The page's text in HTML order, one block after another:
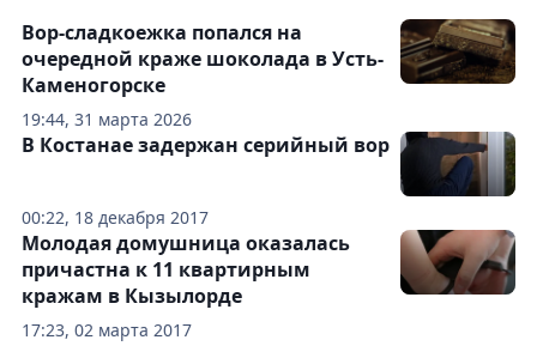
19:44, 31 марта 2026
Вор-сладкоежка попался на
очередной краже шоколада в Усть-
Каменогорске
00:22, 18 декабря 2017
В Костанае задержан серийный вор
17:23, 02 марта 2017
Молодая домушница оказалась
причастна к 11 квартирным
кражам в Кызылорде